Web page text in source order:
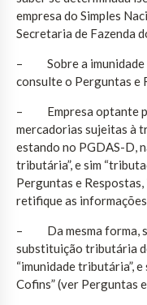
empresa do Simples
Secretaria de Fazenda
– Sobre a imunidade
consulte o Perguntas e
– Empresa optante
mercadorias sujeitas à
estando no PGDAS-D,
tributária”, e sim
Perguntas e Respostas,
retifique as
– Da mesma forma,
substituição tributária
“imunidade tributária”,
Cofins” (ver Perguntas